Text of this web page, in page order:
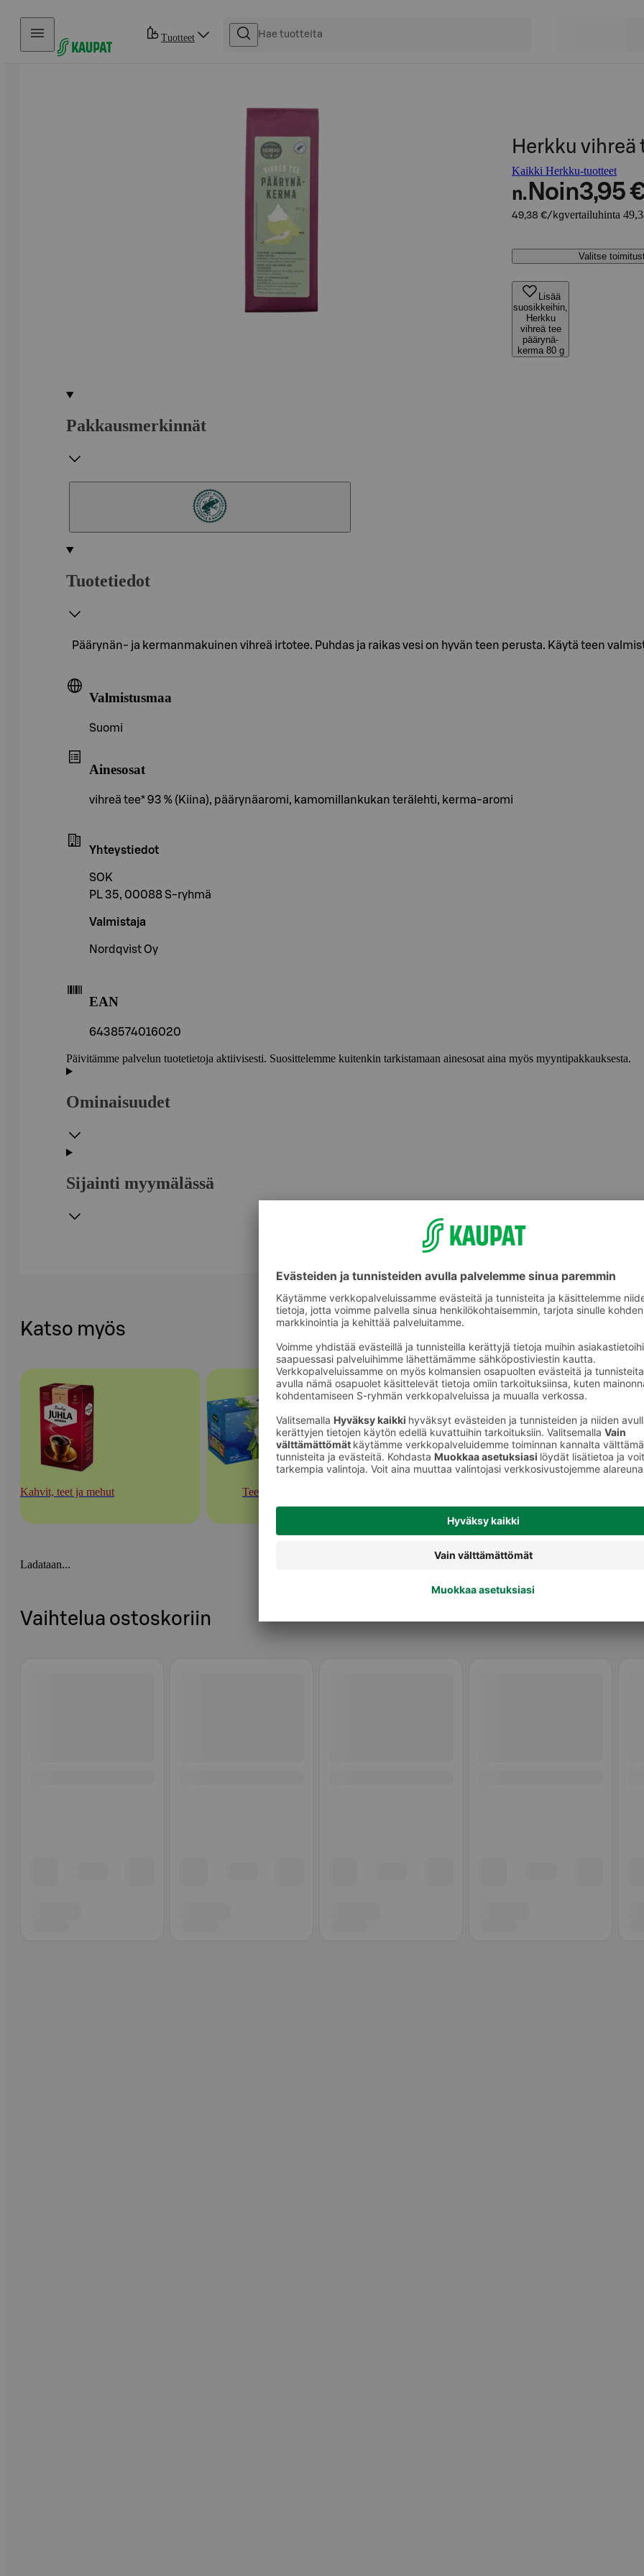
Hyppää sisältöön
Tuotteet
Herkku
Kaikki Herkku-tuotteet
n. Noin3,95
49,38 €/kgvertailuhinta
Valitse
Lisää
suosikkeihin,
Herkku
vihreä tee
päärynä-
kerma 80 g
Pakkausmerkinnät
Tuotetiedot
Päärynän- ja kermanmakuinen vihreä irtotee. Puhdas ja raikas vesi on hyvän teen perusta. Käytä teen
Valmistusmaa
Suomi
Ainesosat
vihreä tee* 93 % (Kiina), päärynäaromi, kamomillankukan terälehti, kerma-aromi
Yhteystiedot
SOK
PL 35, 00088 S-ryhmä
Valmistaja
Nordqvist Oy
EAN
6438574016020
Päivitämme palvelun tuotetietoja aktiivisesti. Suosittelemme kuitenkin tarkistamaan ainesosat aina myös myyntipakkauksesta.
Ominaisuudet
Sijainti myymälässä
Katso myös
Kahvit, teet ja mehut Teet
Ladataan...
Vaihtelua ostoskoriin